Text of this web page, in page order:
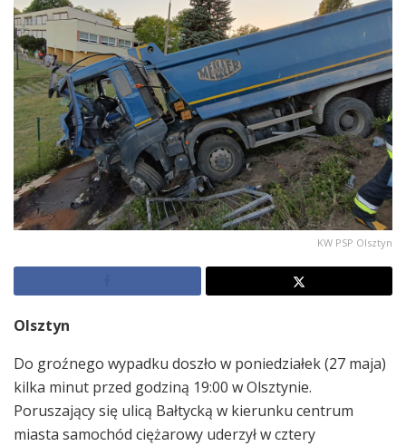
KW PSP Olsztyn
Olsztyn
Do groźnego wypadku doszło w poniedziałek (27 maja)
kilka minut przed godziną 19:00 w Olsztynie.
Poruszający się ulicą Bałtycką w kierunku centrum
miasta samochód ciężarowy uderzył w cztery